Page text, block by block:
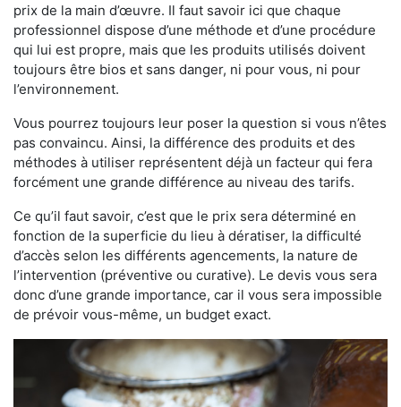
prix de la main d’œuvre. Il faut savoir ici que chaque
professionnel dispose d’une méthode et d’une procédure
qui lui est propre, mais que les produits utilisés doivent
toujours être bios et sans danger, ni pour vous, ni pour
l’environnement.
Vous pourrez toujours leur poser la question si vous n’êtes
pas convaincu. Ainsi, la différence des produits et des
méthodes à utiliser représentent déjà un facteur qui fera
forcément une grande différence au niveau des tarifs.
Ce qu’il faut savoir, c’est que le prix sera déterminé en
fonction de la superficie du lieu à dératiser, la difficulté
d’accès selon les différents agencements, la nature de
l’intervention (préventive ou curative). Le devis vous sera
donc d’une grande importance, car il vous sera impossible
de prévoir vous-même, un budget exact.